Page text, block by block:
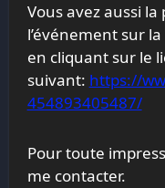
Vous avez aussi la
l’événement sur
en cliquant sur le
suivant: https://
454893405487/
Pour toute
me contacter.